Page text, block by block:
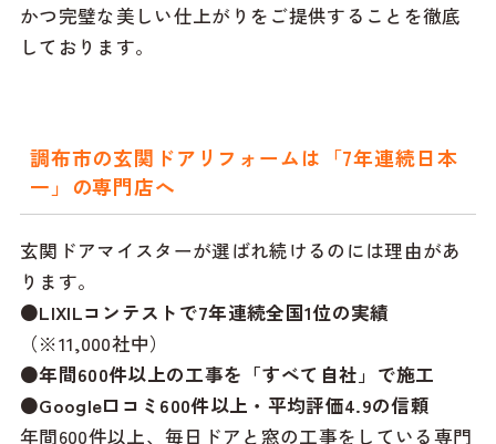
かつ完璧な美しい仕上がりをご提供することを徹底
しております。
調布市の玄関ドアリフォームは「7年連続日本
一」の専門店へ
玄関ドアマイスターが選ばれ続けるのには理由があ
ります。
●LIXILコンテストで7年連続全国1位の実績
（※11,000社中）
●年間600件以上の工事を「すべて自社」で施工
●Google口コミ600件以上・平均評価4.9の信頼
年間600件以上、毎日ドアと窓の工事をしている専門